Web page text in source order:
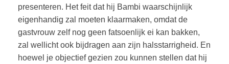
presenteren. Het feit dat hij Bambi waarschijnlijk
eigenhandig zal moeten klaarmaken, omdat de
gastvrouw zelf nog geen fatsoenlijk ei kan bakken,
zal wellicht ook bijdragen aan zijn halsstarrigheid. En
hoewel je objectief gezien zou kunnen stellen dat hij